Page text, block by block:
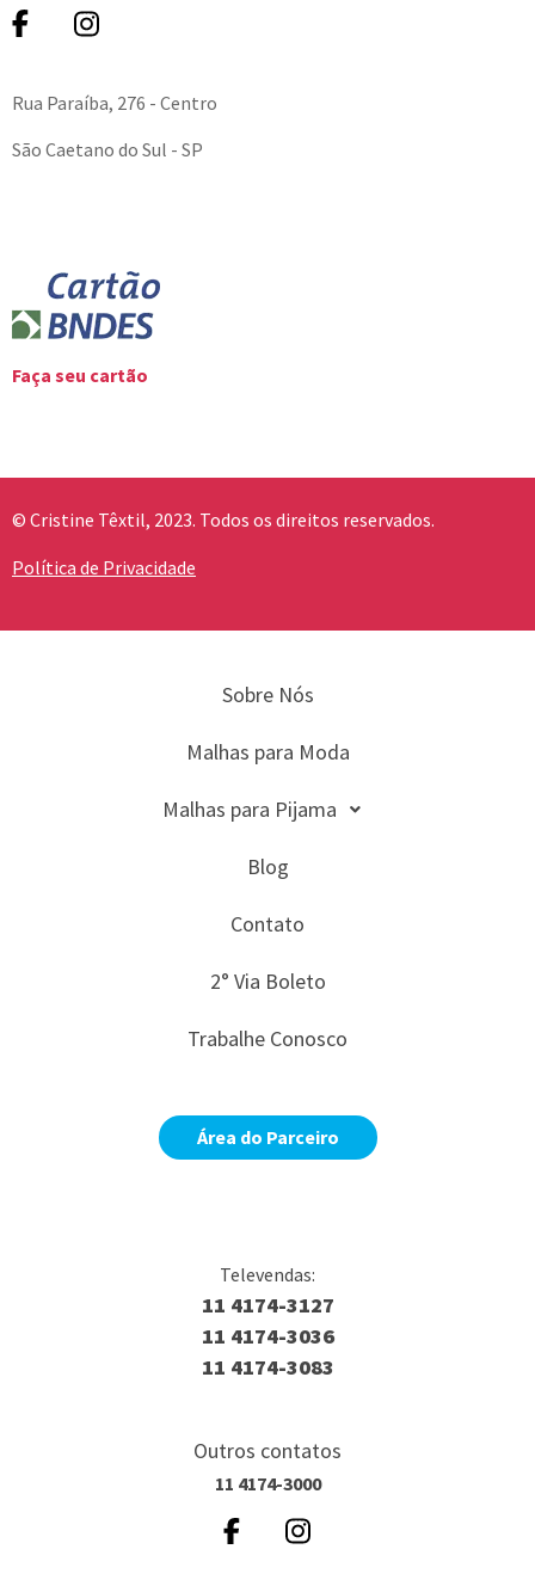
Rua Paraíba, 276 - Centro
São Caetano do Sul - SP
Faça seu cartão
© Cristine Têxtil, 2023. Todos os direitos reservados.
Política de Privacidade
Sobre Nós
Malhas para Moda
Malhas para Pijama
Blog
Contato
2° Via Boleto
Trabalhe Conosco
Área do Parceiro
Televendas:
11 4174-3127
11 4174-3036
11 4174-3083
Outros contatos
11 4174-3000